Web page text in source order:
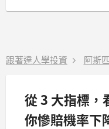
跟著達人學投資 阿斯
從 3 大指標，
你慘賠機率下